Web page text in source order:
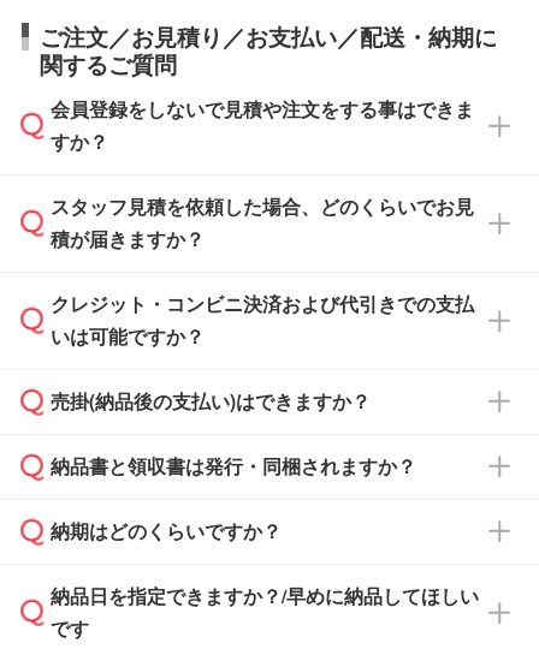
ご注文／お見積り／お支払い／配送・納期に
関するご質問
会員登録をしないで見積や注文をする事はできま
すか？
可能です。見積・注文フォームにて『ゲストの
まま進む』ボタンからお進みのうえ、ご依頼く
スタッフ見積を依頼した場合、どのくらいでお見
積が届きますか？
通常、翌営業日までにお送りしております。混
雑状況によっては、お時間をいただくこともご
依頼いただいた場合は、翌営業日以降のご連絡
クレジット・コンビニ決済および代引きでの支払
いは可能ですか？
銀行振込のみのご対応となります。
売掛(納品後の支払い)はできますか？
基本的には先入金をお願いしておりますが、自
どの場合は、月末締め翌月末払いに対応可能で
また、卒業・卒園記念品で対策委員会や個人様
納品書と領収書は発行・同梱されますか？
納品書・領収書は ご依頼をいただいた場合の
ず、通常はPDFデータをメール添付でお送りし
ます。
納期はどのくらいですか？
・印刷する場合(500個程度)
ご入金、イメージ画像の校了から約2週間～2
納品日を指定できますか？/早めに納品してほしい
です